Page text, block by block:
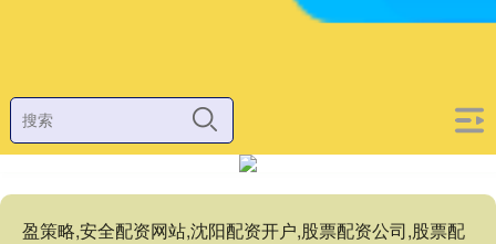
盈策略,安全配资网站,沈阳配资开户,股票配资公司,股票配